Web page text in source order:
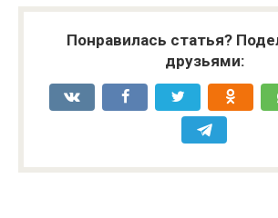
Понравилась статья?
друзьями: